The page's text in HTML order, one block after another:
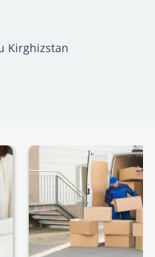
Kirghizstan